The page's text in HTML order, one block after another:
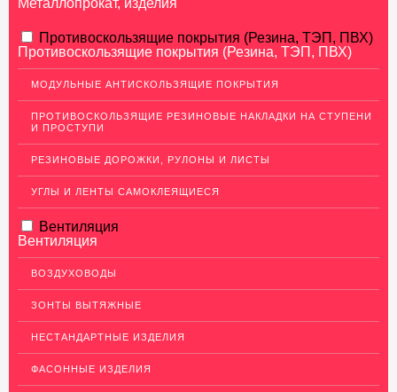
Металлопрокат, изделия
АЛЮМИНИЕВЫЙ ПРОКАТ
НЕРЖАВЕЮЩАЯ СТАЛЬ
МЕДНЫЙ ПРОКАТ
ЛАТУННЫЙ ПРОКАТ
ДЕКОР НЕРЖАВЕЙКА
ОГРАЖДЕНИЯ ДЛЯ ЛЕСТНИЦ
ЭЛЕКТРОДЫ
ДЕКОРАТИВНЫЙ УГОЛОК
Уголок латунный декоративный
Уголок медный декоративный
Уголок алюминиевый декоративный
Противоскользящие покрытия (Резина, ТЭП, ПВХ)
Противоскользящие покрытия (Резина, ТЭП, ПВХ)
МОДУЛЬНЫЕ АНТИСКОЛЬЗЯЩИЕ ПОКРЫТИЯ
ПРОТИВОСКОЛЬЗЯЩИЕ РЕЗИНОВЫЕ НАКЛАДКИ НА СТУПЕНИ
И ПРОСТУПИ
РЕЗИНОВЫЕ ДОРОЖКИ, РУЛОНЫ И ЛИСТЫ
УГЛЫ И ЛЕНТЫ САМОКЛЕЯЩИЕСЯ
Вентиляция
Вентиляция
ВОЗДУХОВОДЫ
ЗОНТЫ ВЫТЯЖНЫЕ
НЕСТАНДАРТНЫЕ ИЗДЕЛИЯ
ФАСОННЫЕ ИЗДЕЛИЯ